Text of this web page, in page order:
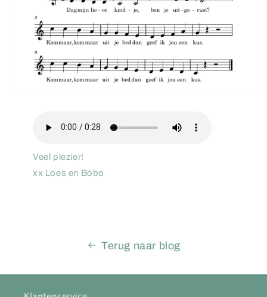
Veel plezier!
xx Loes en Bobo
Terug naar blog